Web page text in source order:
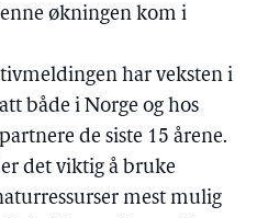
økningen kom i
har veksten i
både i Norge og hos
de siste 15 årene.
det viktig å bruke
mest mulig